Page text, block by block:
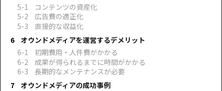
コンテンツの資産化
広告費の適正化
直接的な収益化
オウンドメディアを運営するデメリット
初期費用・人件費がかかる
成果が得られるまでに時間がかかる
長期的なメンテナンスが必要
オウンドメディアの成功事例